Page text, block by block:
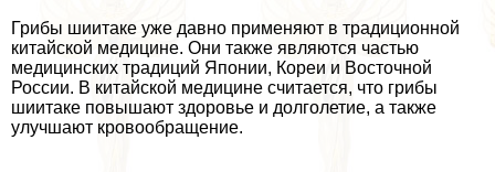
Грибы шиитаке уже давно применяют в традиционной
китайской медицине. Они также являются частью
медицинских традиций Японии, Кореи и Восточной
России. В китайской медицине считается, что грибы
шиитаке повышают здоровье и долголетие, а также
улучшают кровообращение.